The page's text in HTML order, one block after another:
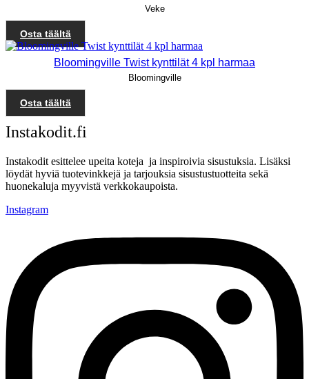
Veke
Osta täältä
Bloomingville Twist kynttilät 4 kpl harmaa
Bloomingville
Osta täältä
Instakodit.fi
Instakodit esittelee upeita koteja ja inspiroivia sisustuksia. Lisäksi
löydät hyviä tuotevinkkejä ja tarjouksia sisustustuotteita sekä
huonekaluja myyvistä verkkokaupoista.
Instagram